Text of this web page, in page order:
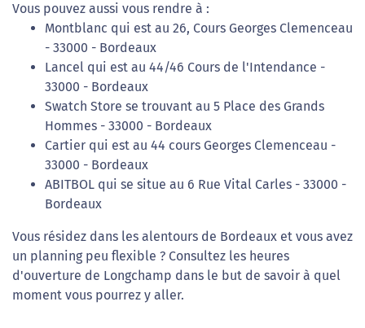
Vous pouvez aussi vous rendre à :
Montblanc qui est au 26, Cours Georges Clemenceau
- 33000 - Bordeaux
Lancel qui est au 44/46 Cours de l'Intendance -
33000 - Bordeaux
Swatch Store se trouvant au 5 Place des Grands
Hommes - 33000 - Bordeaux
Cartier qui est au 44 cours Georges Clemenceau -
33000 - Bordeaux
ABITBOL qui se situe au 6 Rue Vital Carles - 33000 -
Bordeaux
Vous résidez dans les alentours de Bordeaux et vous avez
un planning peu flexible ? Consultez les heures
d'ouverture de Longchamp dans le but de savoir à quel
moment vous pourrez y aller.